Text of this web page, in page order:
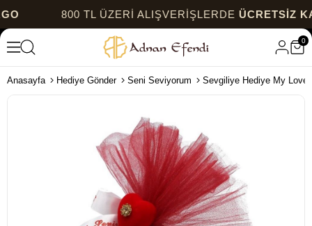
800 TL ÜZERİ ALIŞVERİŞLERDEÜCRETSİZ KARGO
0
Anasayfa Hediye Gönder Seni Seviyorum Sevgiliye Hediye My Love